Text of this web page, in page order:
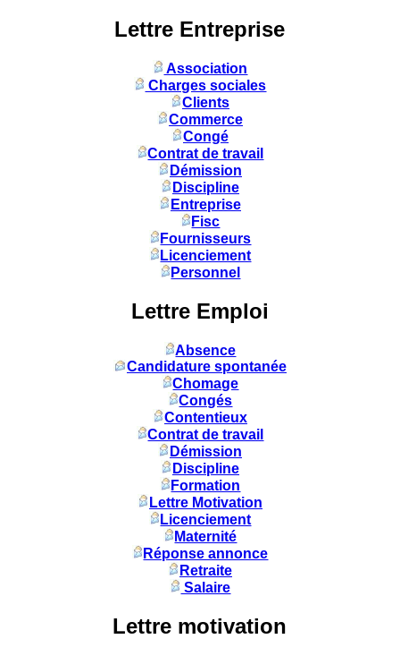
Lettre Entreprise
Association
Charges sociales
Clients
Commerce
Congé
Contrat de travail
Démission
Discipline
Entreprise
Fisc
Fournisseurs
Licenciement
Personnel
Lettre Emploi
Absence
Candidature spontanée
Chomage
Congés
Contentieux
Contrat de travail
Démission
Discipline
Formation
Lettre Motivation
Licenciement
Maternité
Réponse annonce
Retraite
Salaire
Lettre motivation